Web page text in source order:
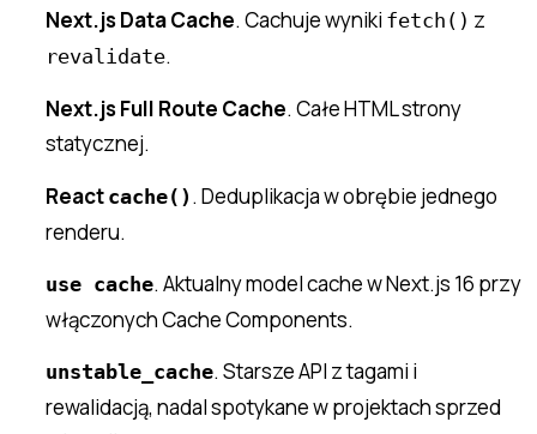
Next.js Data Cache. Cachuje wyniki fetch() z
revalidate.
Next.js Full Route Cache. Całe HTML strony
statycznej.
React cache() . Deduplikacja w obrębie jednego
renderu.
use cache. Aktualny model cache w Next.js 16 przy
włączonych Cache Components.
unstable_cache. Starsze API z tagami i
rewalidacją, nadal spotykane w projektach sprzed